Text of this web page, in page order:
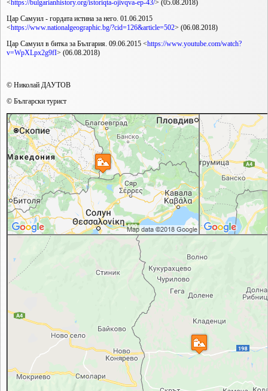
<https://bulgarianhistory.org/istoriqta-ojivqva-ep-43/> (05.08.2018)
Цар Самуил - гордата истина за него. 01.06.2015
<https://www.nationalgeographic.bg/?cid=126&article=502> (06.08.2018)
Цар Самуил в битка за България. 09.06.2015 <https://www.youtube.com/watch?
v=WpXLpx2g9fI> (06.08.2018)
© Николай ДАУТОВ
© Български турист